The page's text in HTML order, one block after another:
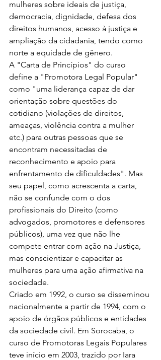
mulheres sobre ideais de justiça,
democracia, dignidade, defesa dos
direitos humanos, acesso à justiça e
ampliação da cidadania, tendo como
norte a equidade de gênero.
A "Carta de Princípios" do curso
define a "Promotora Legal Popular"
como "uma liderança capaz de dar
orientação sobre questões do
cotidiano (violações de direitos,
ameaças, violência contra a mulher
etc.) para outras pessoas que se
encontram necessitadas de
reconhecimento e apoio para
enfrentamento de dificuldades". Mas
seu papel, como acrescenta a carta,
não se confunde com o dos
profissionais do Direito (como
advogados, promotores e defensores
públicos), uma vez que não lhe
compete entrar com ação na Justiça,
mas conscientizar e capacitar as
mulheres para uma ação afirmativa na
sociedade.
Criado em 1992, o curso se disseminou
nacionalmente a partir de 1994, com o
apoio de órgãos públicos e entidades
da sociedade civil. Em Sorocaba, o
curso de Promotoras Legais Populares
teve início em 2003, trazido por Iara